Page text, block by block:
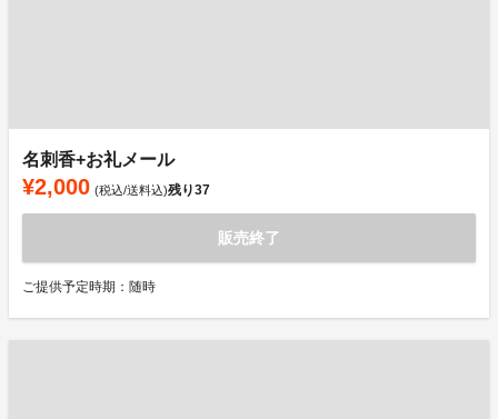
名刺香+お礼メール
¥2,000 (税込/送料込)残り37
販売終了
ご提供予定時期：随時